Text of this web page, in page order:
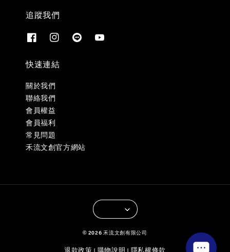
追蹤我們
快速連結
關於我們
聯絡我們
會員權益
會員福利
常見問題
禾流文創官方網站
© 2026 禾流文創有限公司
退款政策 購物說明 隱私權條款